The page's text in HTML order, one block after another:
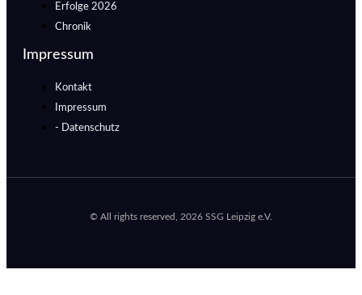
Erfolge 2026
Chronik
Impressum
Kontakt
Impressum
- Datenschutz
© All rights reserved, 2026 SSG Leipzig e.V.